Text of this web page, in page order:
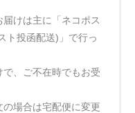
けは主に「ネコポス
ト投函配送)」で行っ
、ご不在時でもお受
場合は宅配便に変更